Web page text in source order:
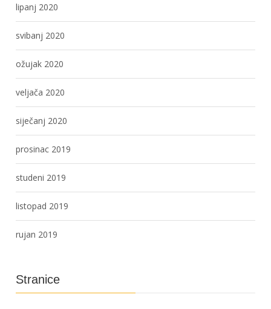
lipanj 2020
svibanj 2020
ožujak 2020
veljača 2020
siječanj 2020
prosinac 2019
studeni 2019
listopad 2019
rujan 2019
Stranice